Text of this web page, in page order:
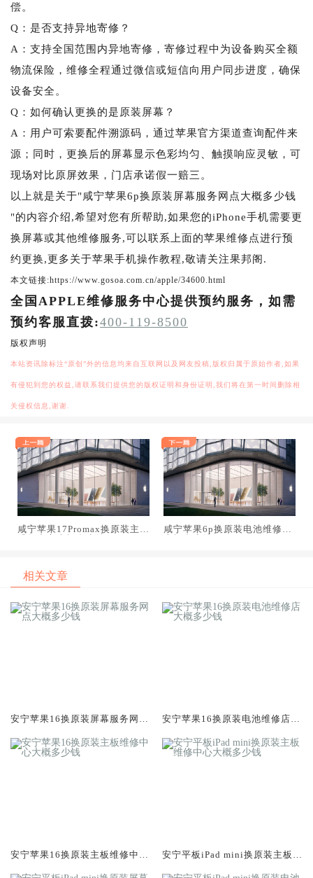
偿。
Q：是否支持异地寄修？
A：支持全国范围内异地寄修，寄修过程中为设备购买全额
物流保险，维修全程通过微信或短信向用户同步进度，确保
设备安全。
Q：如何确认更换的是原装屏幕？
A：用户可索要配件溯源码，通过苹果官方渠道查询配件来
源；同时，更换后的屏幕显示色彩均匀、触摸响应灵敏，可
现场对比原屏效果，门店承诺假一赔三。
以上就是关于"咸宁苹果6p换原装屏幕服务网点大概多少钱
"的内容介绍,希望对您有所帮助,如果您的iPhone手机需要更
换屏幕或其他维修服务,可以联系上面的苹果维修点进行预
约更换,更多关于苹果手机操作教程,敬请关注果邦阁.
本文链接:https://www.gosoa.com.cn/apple/34600.html
全国APPLE维修服务中心提供预约服务，如需
预约客服直拨:400-119-8500
版权声明
本站资讯除标注“原创”外的信息均来自互联网以及网友投稿,版权归属于原始作者,如果
有侵犯到您的权益,请联系我们提供您的版权证明和身份证明,我们将在第一时间删除相
关侵权信息,谢谢.
咸宁苹果17Promax换原装主板
咸宁苹果6p换原装电池维修店
相关文章
安宁苹果16换原装屏幕服务网点
安宁苹果16换原装电池维修店大
安宁苹果16换原装主板维修中心
安宁平板iPad mini换原装主板维